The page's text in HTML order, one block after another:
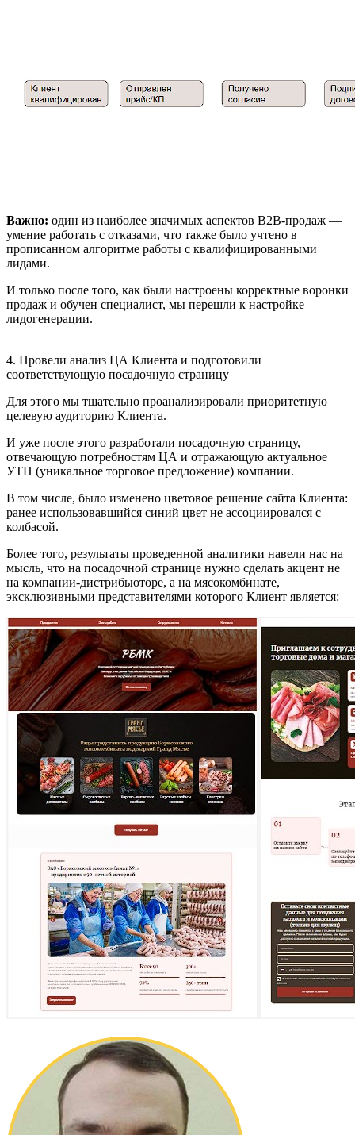
Важно: один из наиболее значимых аспектов B2B-продаж —
умение работать с отказами, что также было учтено в
прописанном алгоритме работы с квалифицированными
лидами.
И только после того, как были настроены корректные воронки
продаж и обучен специалист, мы перешли к настройке
лидогенерации.
4. Провели анализ ЦА Клиента и подготовили
соответствующую посадочную страницу
Для этого мы тщательно проанализировали приоритетную
целевую аудиторию Клиента.
И уже после этого разработали посадочную страницу,
отвечающую потребностям ЦА и отражающую актуальное
УТП (уникальное торговое предложение) компании.
В том числе, было изменено цветовое решение сайта Клиента:
ранее использовавшийся синий цвет не ассоциировался с
колбасой.
Более того, результаты проведенной аналитики навели нас на
мысль, что на посадочной странице нужно сделать акцент не
на компании-дистрибьюторе, а на мясокомбинате,
эксклюзивными представителями которого Клиент является: